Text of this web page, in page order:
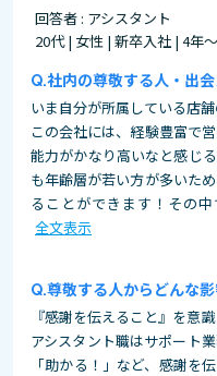
回答者 : アシスタント
20代 | 女性 | 新卒入社 | 4年
社内の尊敬する人・出
いま自分が所属している店舗
この会社には、経験豊富で
能力がかなり高いなと感じ
も年齢層が若い方が多いた
ることができます！その
全文表示
尊敬する人からどんな
『感謝を伝えること』を意
アシスタント職はサポート
「助かる！」など、感謝を